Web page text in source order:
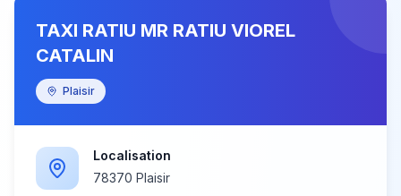
TAXI RATIU MR RATIU VIOREL
CATALIN
Plaisir
Localisation
78370 Plaisir